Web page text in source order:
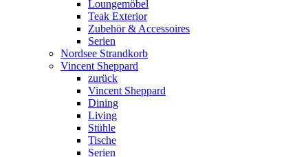
Loungemöbel
Teak Exterior
Zubehör & Accessoires
Serien
Nordsee Strandkorb
Vincent Sheppard
zurück
Vincent Sheppard
Dining
Living
Stühle
Tische
Serien